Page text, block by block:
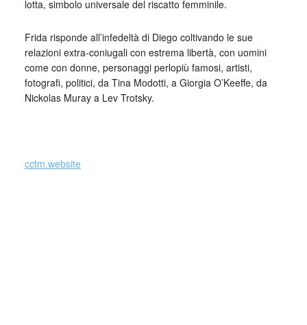
lotta, simbolo universale del riscatto femminile.
Frida risponde all’infedeltà di Diego coltivando le sue
relazioni extra-coniugali con estrema libertà, con uomini
come con donne, personaggi perlopiù famosi, artisti,
fotografi, politici, da Tina Modotti, a Giorgia O’Keeffe, da
Nickolas Muray a Lev Trotsky.
cctm.website